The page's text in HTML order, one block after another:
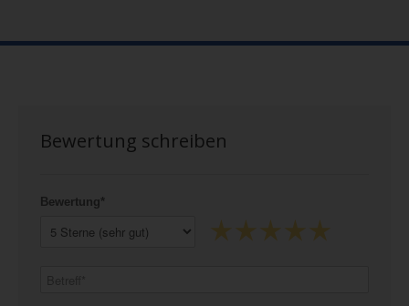
Bewertung schreiben
Bewertung*